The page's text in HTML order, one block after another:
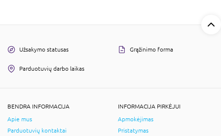
Užsakymo statusas Grąžinimo forma
Parduotuvių darbo laikas
BENDRA INFORMACIJA
Apie mus
Parduotuvių kontaktai
INFORMACIJA PIRKĖJUI
Apmokėjimas
Pristatymas